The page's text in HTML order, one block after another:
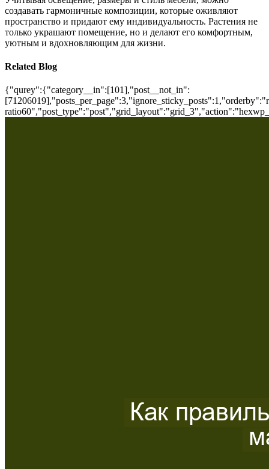
создавать гармоничные композиции, которые оживляют
пространство и придают ему индивидуальность. Растения не
только украшают помещение, но и делают его комфортным,
уютным и вдохновляющим для жизни.
Related Blog
{"qurey":{"category__in":[101],"post__not_in":